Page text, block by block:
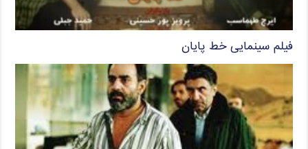
فیلم سینمایی خط پایان